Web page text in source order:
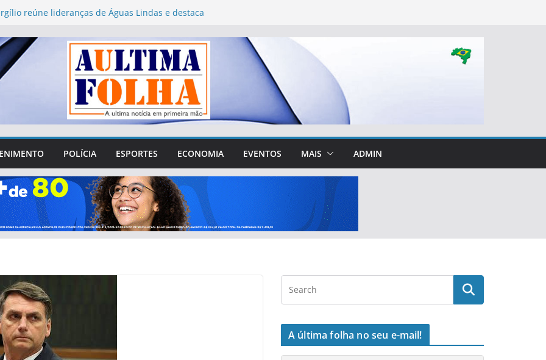
reúne lideranças de Águas Lindas e destaca
da Saúde acompanha obras do Novo PAC Saúde
investimentos no Entorno de Brasília
Águas Lindas abre 752 vagas para
presencial de mesários
Municipal de Educação de Águas Lindas
sobre gastos, transparência e
Águas Lindas tenta sair da crise e recuperar
na cidade
POLÍCIA ESPORTES ECONOMIA EVENTOS MAIS ADMIN
A última folha no seu e-mail!